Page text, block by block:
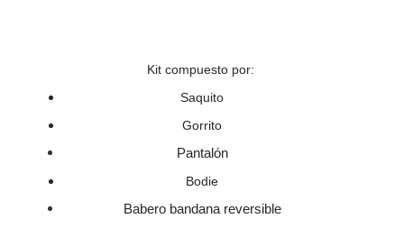
Kit compuesto por:
Saquito
Gorrito
Pantalón
Bodie
Babero bandana reversible